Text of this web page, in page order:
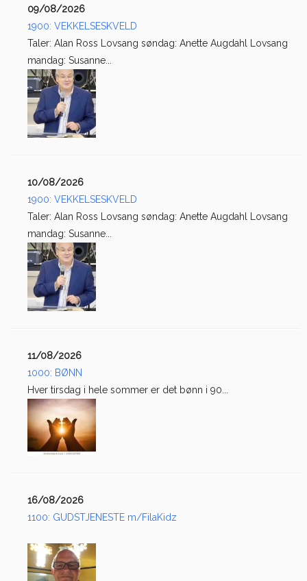
09/08/2026
1900: VEKKELSESKVELD
Taler: Alan Ross Lovsang søndag: Anette Augdahl Lovsang
mandag: Susanne...
10/08/2026
1900: VEKKELSESKVELD
Taler: Alan Ross Lovsang søndag: Anette Augdahl Lovsang
mandag: Susanne...
11/08/2026
1000: BØNN
Hver tirsdag i hele sommer er det bønn i 90...
16/08/2026
1100: GUDSTJENESTE m/FilaKidz